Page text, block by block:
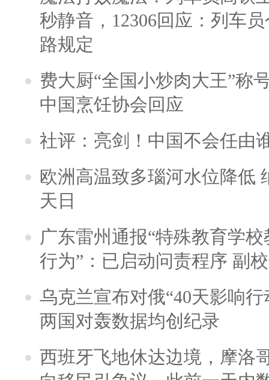
秒静音，12306回应：列车
路规定
费大厨“全国小炒肉大王”称
中国烹饪协会回应
社评：亮剑！中国不会任由
欧洲高温致多瑙河水位降低
天日
广东雷州通报“特殊教育学
行为”：已启动问责程序 副
乌克兰宣布对俄“40天影响
两国对轰数据均创纪录
西班牙飞地休达边境，摩洛